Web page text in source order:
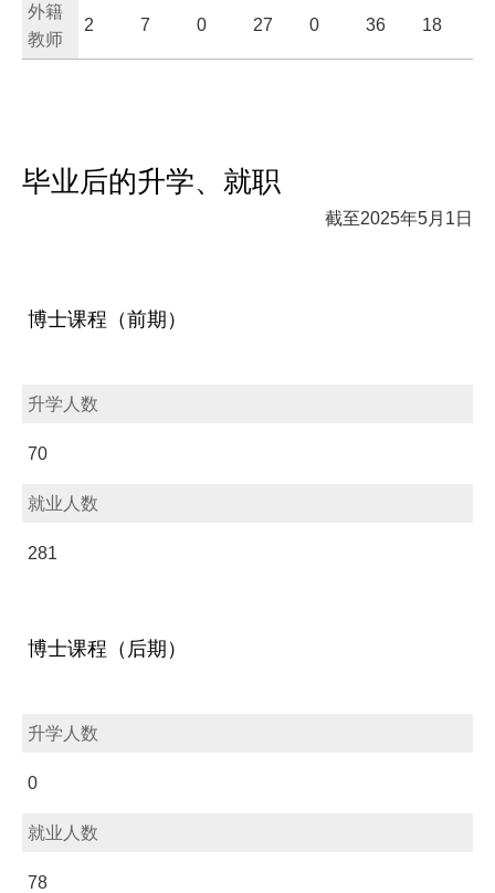
外籍
教师
2 7 0 27 0 36 18
毕业后的升学、就职
截至2025年5月1日
博士课程（前期）
升学人数
70
就业人数
281
博士课程（后期）
升学人数
0
就业人数
78